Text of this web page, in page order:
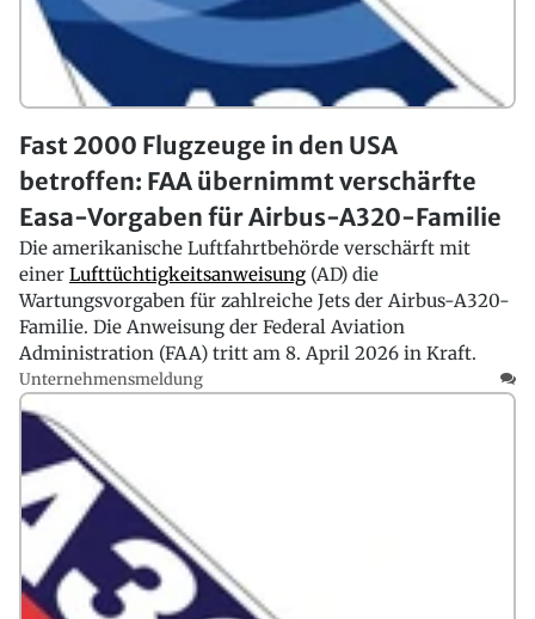
Fast 2000 Flugzeuge in den USA
betroffen: FAA übernimmt verschärfte
Easa-Vorgaben für Airbus-A320-Familie
Die amerikanische Luftfahrtbehörde verschärft mit
einer Lufttüchtigkeitsanweisung (AD) die
Wartungsvorgaben für zahlreiche Jets der Airbus-A320-
Familie. Die Anweisung der Federal Aviation
Administration (FAA) tritt am 8. April 2026 in Kraft.
Unternehmensmeldung